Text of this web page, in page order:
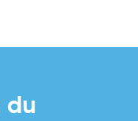
du